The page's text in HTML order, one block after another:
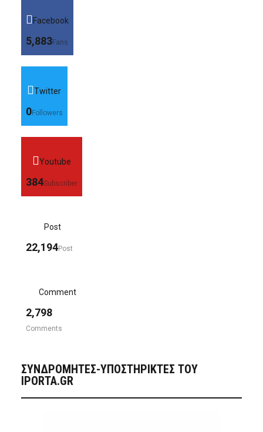
Facebook
5,883Fans
Twitter
0Followers
Youtube
384Subscriber
Post
22,194Post
Comment
2,798
Comments
ΣΥΝΔΡΟΜΗΤΈΣ-ΥΠΟΣΤΗΡΙΚΤΈΣ ΤΟΥ
IPORTA.GR